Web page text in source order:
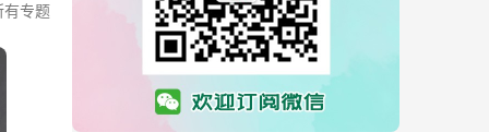
有专题